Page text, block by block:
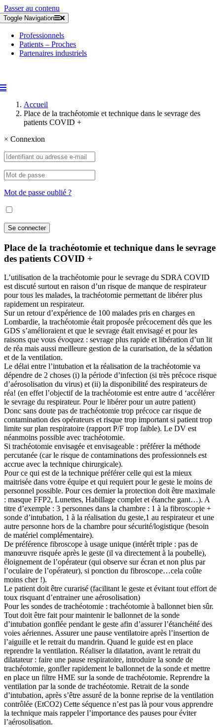
Passer au contenu
Toggle Navigation
Professionnels
Patients – Proches
Partenaires industriels
Accueil
Place de la trachéotomie et technique dans le sevrage des
patients COVID +
× Connexion
Mot de passe oublié ?
Place de la trachéotomie et technique dans le sevrage
des patients COVID +
L’utilisation de la trachéotomie pour le sevrage du SDRA COVID
est discuté surtout en raison d’un risque de manque de respirateur
pour tous les malades, la trachéotomie permettant de libérer plus
rapidement un respirateur.
Sur un retour d’expérience de 100 malades pris en charges en
Lombardie, la trachéotomie était proposée précocement dès que les
GDS s’amélioraient et que le sevrage était envisagé et pour les
raisons que vous évoquez : sevrage plus rapide et libération d’un lit
de réa mais aussi meilleure gestion de la curarisation, de la sédation
et de la ventilation.
Le délai entre l’intubation et la réalisation de la trachéotomie va
dépendre de 2 choses (i) la période d’infection (si très précoce risque
d’aérosolisation du virus) et (ii) la disponibilité des respirateurs de
réa! (en effet l’objectif de la trachéotomie est entre autre d ‘accélérer
le sevrage du respirateur. Pour le libérer pour un autre patient)
Donc sans doute pas de trachéotomie trop précoce car risque de
contamination des opérateurs et risque trop important si patient trop
limite sur plan respiratoire (rapport P/F trop faible). Le DV est
néanmoins possible avec trachéotomie.
Si trachéotomie envisagée et envisageable : préférer la méthode
percutanée (car le risque de contaminations des professionnels est
accrue avec la technique chirurgicale).
Pour ce qui est de la technique préférer celle qui est la mieux
maitrisée dans votre équipe et qui requiert pour le geste le moins de
personnel possible. Pour ces dernier la protection doit être maximale
: masque FFP2, Lunettes, Habillage complet et étanche gant…). A
titre d’exemple : 3 personnes dans la chambre : 1 à la fibroscopie +
sonde d’intubation, 1 à la réalisation du geste,1 au respirateur et une
autre personne hors de la chambre pour sécurité/logistique (besoin
de matériel complémentaire).
De préférence fibroscope à usage unique (intérêt triple : pas de
manœuvre risquée après le geste (il va directement à la poubelle),
éloignement de l’opérateur (qui observe sur écran et non plus par
l’oculaire de l’opérateur), si ponction du fibroscope…cela coûte
moins cher !).
Le patient doit être curarisé (facilitant le geste et évitant tout effort de
toux risquant d’entrainer une aérosolisation)
Pour les sondes de trachéotomie : trachéotomie à ballonnet bien sûr.
Tout doit être fait pour maintenir le ballonnet de la sonde
d’intubation gonflée pendant le geste afin d’assurer l’étanchéité des
voies aériennes. Assurer une pause ventilatoire après l’insertion de
l’aiguille et le retrait du mandrin. Quand le guide est en place
reprendre la ventilation. Réaliser la dilatation, avant le retrait du
dilatateur : faire une pause respiratoire, introduire la sonde de
trachéotomie, gonfler rapidement le ballonnet de la sonde et mettre
en place un filtre HME sur la sonde de trachéotomie. Reprendre la
ventilation par la sonde de trachéotomie. Retrait de la sonde
d’intubation, après s’être assuré de la bonne reprise de la ventilation
contrôlée (EtCO2) Cette séquence n’est pas là pour vous apprendre
la technique mais rappeler l’importance des pauses pour éviter
l’aérosolisation.